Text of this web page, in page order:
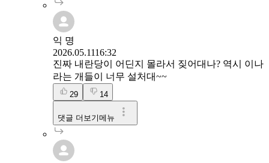
익 명
2026.05.1116:32
진짜 내란당이 어딘지 몰라서 짖어대나? 역시 이나
라는 개들이 너무 설처대~~
29 14
댓글 더보기메뉴